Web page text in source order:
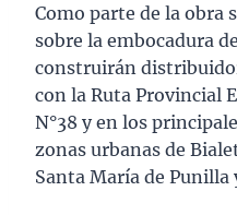
Como parte de la obra
sobre la embocadura
construirán
con la Ruta Provincial
N°38 y en los
zonas urbanas de
Santa María de Punilla